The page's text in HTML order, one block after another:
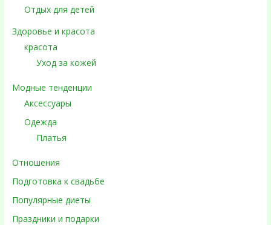
Отдых для детей
Здоровье и красота
красота
Уход за кожей
Модные тенденции
Аксессуары
Одежда
Платья
Отношения
Подготовка к свадьбе
Популярные диеты
Праздники и подарки